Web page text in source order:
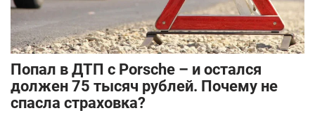
​Попал в ДТП с Porsche – и остался
должен 75 тысяч рублей. Почему не
спасла страховка?